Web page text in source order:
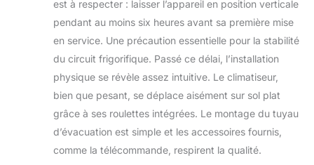
votre espace. Avec le climatiseur
portable DREO, il est plus facile que
jamais de trouver le réglage de
confort idéal. Isolation acoustique,
nouveau système d'isolation
acoustique autour du compresseur,
ce climatiseur portable réduit le
bruit à un minimum de, ce qui le
comme les chambres et les
est à respecter : laisser l’appareil en position verticale
pendant au moins six heures avant sa première mise
en service. Une précaution essentielle pour la stabilité
du circuit frigorifique. Passé ce délai, l’installation
physique se révèle assez intuitive. Le climatiseur,
bien que pesant, se déplace aisément sur sol plat
grâce à ses roulettes intégrées. Le montage du tuyau
d’évacuation est simple et les accessoires fournis,
comme la télécommande, respirent la qualité.